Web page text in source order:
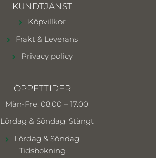
KUNDTJÄNST
Köpvillkor
Frakt & Leverans
Privacy policy
ÖPPETTIDER
Mån-Fre: 08.00 – 17.00
Lördag & Söndag: Stängt
Lördag & Söndag
Tidsbokning